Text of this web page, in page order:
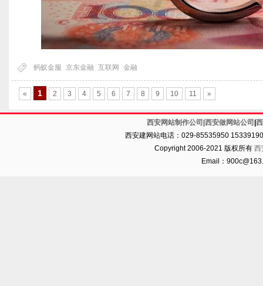
蚂蚁金服 京东金融 互联网 金融
« 1 2 3 4 5 6 7 8 9 10 11 »
西安网站制作公司 西安做网站公司
西安建网站电话：029-85535950
Copyright 2006-2021 版权所有 西
Email：